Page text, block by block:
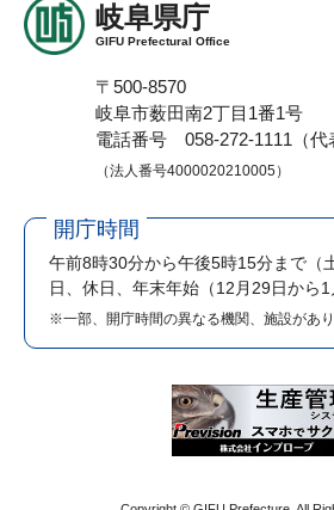
岐阜県庁
GIFU Prefectural Office
〒500-8570
岐阜市薮田南2丁目1番1号
電話番号 058-272-1111（代
（法人番号4000020210005）
開庁時間
午前8時30分から午後5時15分まで
日、休日、年末年始（12月29日から1
※一部、開庁時間の異なる機関、施設があり